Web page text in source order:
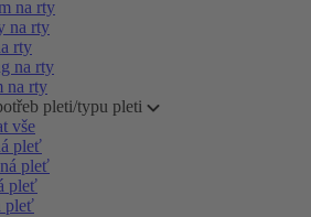
na rty
na rty
rty
na rty
na rty
pleti/typu pleti
vše
pleť
pleť
pleť
pleť